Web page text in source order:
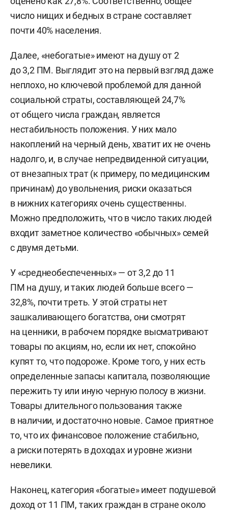
число нищих и бедных в стране составляет
почти 40% населения.
Далее, «небогатые» имеют на душу от 2
до 3,2 ПМ. Выглядит это на первый взгляд даже
неплохо, но ключевой проблемой для данной
социальной страты, составляющей 24,7%
от общего числа граждан, является
нестабильность положения. У них мало
накоплений на черный день, хватит их не очень
надолго, и, в случае непредвиденной ситуации,
от внезапных трат (к примеру, по медицинским
причинам) до увольнения, риски оказаться
в нижних категориях очень существенны.
Можно предположить, что в число таких людей
входит заметное количество «обычных» семей
с двумя детьми.
У «среднеобеспеченных» — от 3,2 до 11
ПМ на душу, и таких людей больше всего —
32,8%, почти треть. У этой страты нет
зашкаливающего богатства, они смотрят
на ценники, в рабочем порядке высматривают
товары по акциям, но, если их нет, спокойно
купят то, что подороже. Кроме того, у них есть
определенные запасы капитала, позволяющие
пережить ту или иную черную полосу в жизни.
Товары длительного пользования также
в наличии, и достаточно новые. Самое приятное
то, что их финансовое положение стабильно,
а риски потерять в доходах и уровне жизни
невелики.
Наконец, категория «богатые» имеет подушевой
доход от 11 ПМ, таких граждан в стране около